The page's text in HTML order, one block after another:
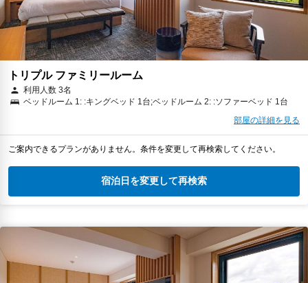
トリプル ファミリールーム
利用人数 3名
ベッドルーム 1: :キングベッド 1台;ベッドルーム 2: :ソファーベッド 1台
部屋の詳細を見る
ご案内できるプランがありません。条件を変更して再検索してください。
宿泊日を変更して再検索